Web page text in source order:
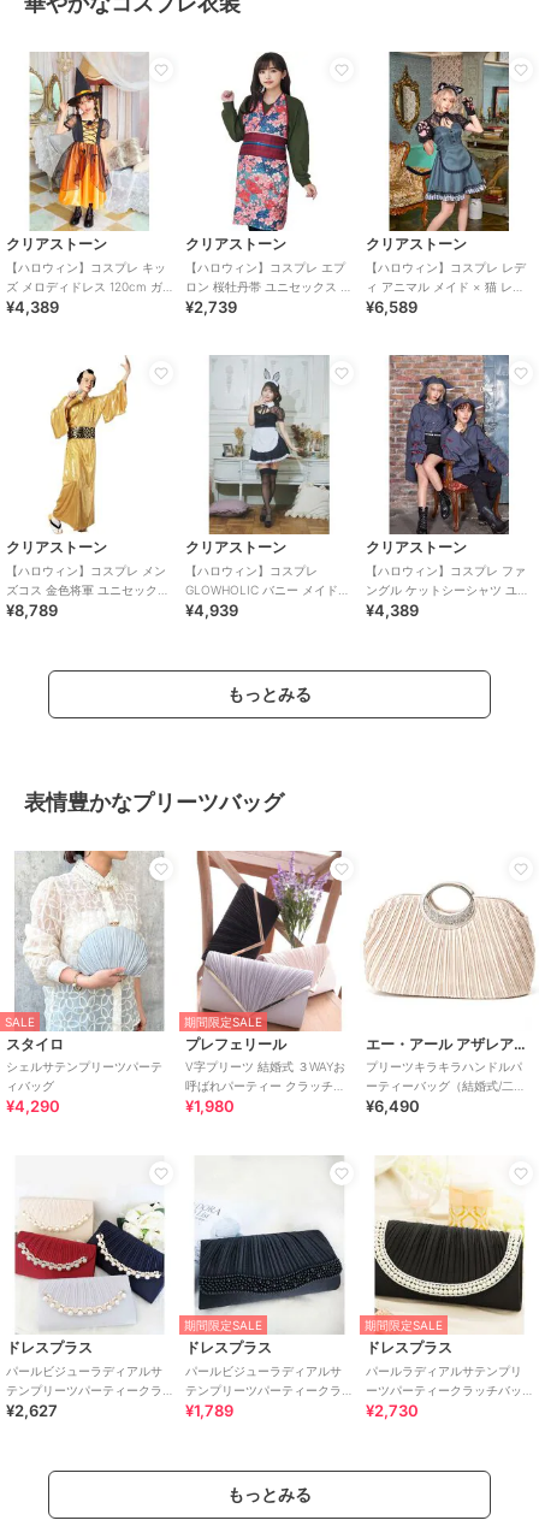
クリアストーン
【ハロウィン】コスプレ キッ
ズ メロディドレス 120cm ガ
ールズ 女の子 オレンジ
¥4,389
クリアストーン
【ハロウィン】コスプレ エプ
ロン 桜牡丹帯 ユニセックス ブ
ルー
¥2,739
クリアストーン
【ハロウィン】コスプレ レデ
ィ アニマル メイド × 猫 レデ
ィース グレー
¥6,589
クリアストーン
【ハロウィン】コスプレ メン
ズコス 金色将軍 ユニセックス
ゴールド
¥8,789
クリアストーン
【ハロウィン】コスプレ
GLOWHOLIC バニー メイド
レディース ブラック
¥4,939
クリアストーン
【ハロウィン】コスプレ ファ
ングル ケットシーシャツ ユニ
セックス グレー ハロウィーン
¥4,389
もっとみる
表情豊かなプリーツバッグ
SALE
スタイロ
シェルサテンプリーツパーテ
ィバッグ
¥4,290
期間限定SALE
プレフェリール
V字プリーツ 結婚式 ３WAYお
呼ばれパーティー クラッチバ
ッグ
¥1,980
エー・アール アザレアローズ
プリーツキラキラハンドルパ
ーティーバッグ（結婚式/二次
会/謝恩会/パーティー）
¥6,490
ドレスプラス
パールビジューラディアルサ
テンプリーツパーティークラ
ッチバッグ
¥2,627
期間限定SALE
ドレスプラス
パールビジューラディアルサ
テンプリーツパーティークラ
ッチバッグ
¥1,789
期間限定SALE
ドレスプラス
パールラディアルサテンプリ
ーツパーティークラッチバッ
グ
¥2,730
もっとみる